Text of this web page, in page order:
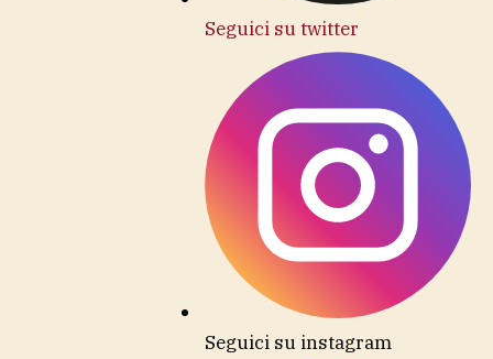
Seguici su twitter
Seguici su instagram